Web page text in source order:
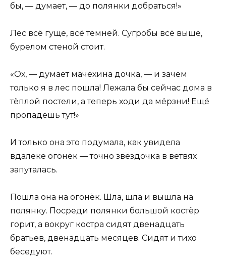
бы, — думает, — до полянки добраться!»
Лес всё гуще, всё темней. Сугробы всё выше,
бурелом стеной стоит.
«Ох, — думает мачехина дочка, — и зачем
только я в лес пошла! Лежала бы сейчас дома в
тёплой постели, а теперь ходи да мёрзни! Ещё
пропадёшь тут!»
И только она это подумала, как увидела
вдалеке огонёк — точно звёздочка в ветвях
запуталась.
Пошла она на огонёк. Шла, шла и вышла на
полянку. Посреди полянки большой костёр
горит, а вокруг костра сидят двенадцать
братьев, двенадцать месяцев. Сидят и тихо
беседуют.